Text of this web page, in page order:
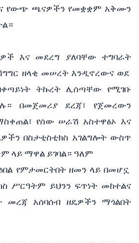
የውጭ ጫናዎችን የመቋቋም አቅሙን
እና መደረግ ያለባቸው ተግባራት
ዘላቂ መሠረት እንዲኖረውና ወደ
ትኩረት ሊሰጣቸው የሚገቡ
በመጀመሪያ ደረጃ፣ የጀመረውን
የሰው ሠራሽ አስተዋፅኦ እና
በስታቲስቲክስ አገልግሎት ውስጥ
ላይ ማዋል ይገባል። ዓለም
የምታመርትበት ዘመን ላይ በመሆኗ
ሥርዓትም ይህንን ፍጥነት መከተልና
መረጃ አሰባሰብ ዘዴዎችን ማጎልበት